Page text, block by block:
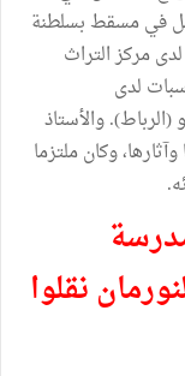
في مسقط بسلطنة
مركز التراث
لدى
والأستاذ
وكان ملتزما
نقلوا